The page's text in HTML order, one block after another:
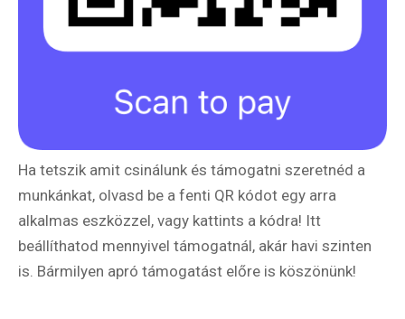
Ha tetszik amit csinálunk és támogatni szeretnéd a
munkánkat, olvasd be a fenti QR kódot egy arra
alkalmas eszközzel, vagy kattints a kódra! Itt
beállíthatod mennyivel támogatnál, akár havi szinten
is. Bármilyen apró támogatást előre is köszönünk!